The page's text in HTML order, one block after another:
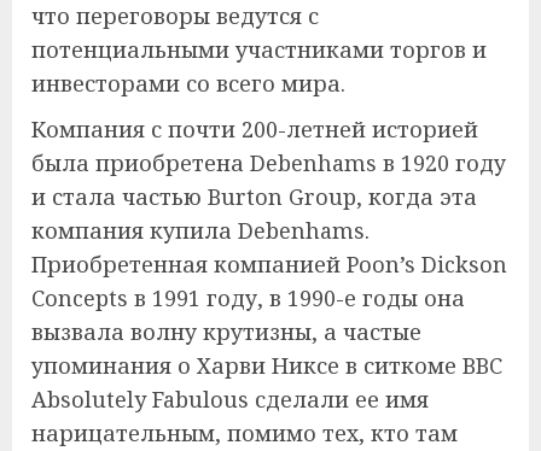
что переговоры ведутся с
потенциальными участниками торгов и
инвесторами со всего мира.
Компания с почти 200-летней историей
была приобретена Debenhams в 1920 году
и стала частью Burton Group, когда эта
компания купила Debenhams.
Приобретенная компанией Poon’s Dickson
Concepts в 1991 году, в 1990-е годы она
вызвала волну крутизны, а частые
упоминания о Харви Никсе в ситкоме BBC
Absolutely Fabulous сделали ее имя
нарицательным, помимо тех, кто там